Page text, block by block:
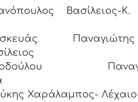
Βασίλειος-
Χαράλαμπος- Λέχαιο